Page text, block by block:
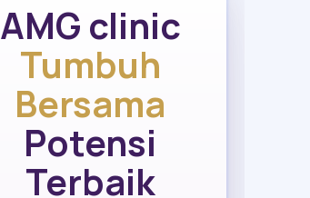
AMG clinic
Tumbuh
Bersama
Potensi
Terbaik